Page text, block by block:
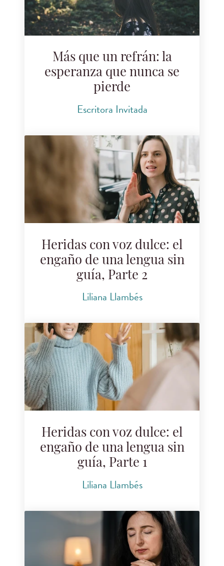
Más que un refrán: la
esperanza que nunca se
pierde
Escritora Invitada
Heridas con voz dulce: el
engaño de una lengua sin
guía, Parte 2
Liliana Llambés
Heridas con voz dulce: el
engaño de una lengua sin
guía, Parte 1
Liliana Llambés